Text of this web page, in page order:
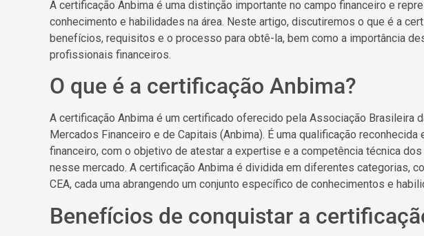
A certificação Anbima é uma distinção importante no campo financeiro e
conhecimento e habilidades na área. Neste artigo, discutiremos o que é a
benefícios, requisitos e o processo para obtê-la, bem como a importância
profissionais financeiros.
O que é a certificação Anbima?
A certificação Anbima é um certificado oferecido pela Associação Brasileira
Mercados Financeiro e de Capitais (Anbima). É uma qualificação
financeiro, com o objetivo de atestar a expertise e a competência técnica
nesse mercado. A certificação Anbima é dividida em diferentes categorias,
CEA, cada uma abrangendo um conjunto específico de conhecimentos e
Benefícios de conquistar a